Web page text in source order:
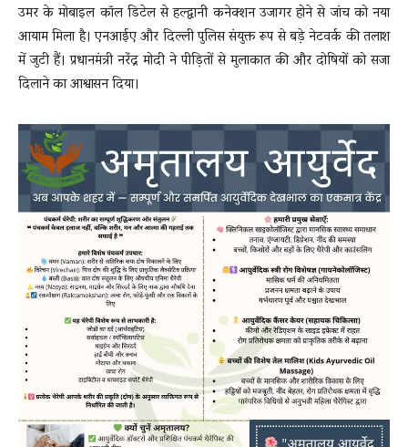
उमर के मोबाइल कॉल डिटेल से हल्द्वानी कनेक्शन उजागर होने से जांच को नया
आयाम मिला है। एनआईए और दिल्ली पुलिस संयुक्त रूप से बड़े नेटवर्क की तलाश
में जुटी हैं। प्रधानमंत्री नरेंद्र मोदी ने पीड़ितों से मुलाकात की और दोषियों को सजा
दिलाने का आश्वासन दिया।